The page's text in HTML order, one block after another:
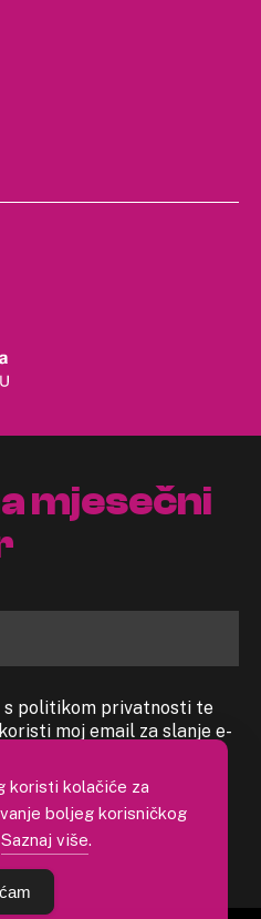
mjesečni
politikom privatnosti te
moj email za slanje e-
koristi kolačiće za
boljeg korisničkog
Saznaj više.